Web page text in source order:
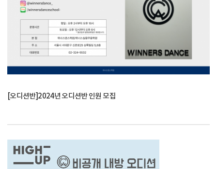
[오디션반]2024년 오디션반 인원 모집